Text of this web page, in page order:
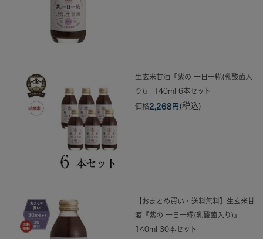
生玄米甘酒『紫の 一日一糀(乳酸菌入
り)』 140ml 6本セット
価格2,268円 (税込)
【おまとめ買い・送料無料】生玄米甘
酒『紫の 一日一糀(乳酸菌入り)』
140ml 30本セット